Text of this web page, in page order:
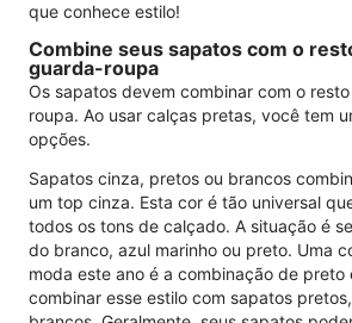
que conhece estilo!
Combine seus sapatos com o
guarda-roupa
Os sapatos devem combinar com o
roupa. Ao usar calças pretas, você tem
opções.
Sapatos cinza, pretos ou brancos
um top cinza. Esta cor é tão universal
todos os tons de calçado. A situação é
do branco, azul marinho ou preto. Uma
moda este ano é a combinação de preto
combinar esse estilo com sapatos